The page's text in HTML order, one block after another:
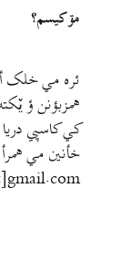
مۊ کيسم؟
ئره مي خلک
همزبؤنن ؤ
کي کاسپي
خأنين مي